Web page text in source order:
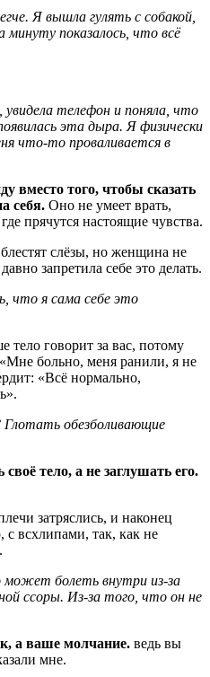
Я вышла гулять с собакой,
показалось, что всё
увидела телефон и поняла, что
эта дыра. Я физически
что-то проваливается в
вместо того, чтобы сказать
себя. Оно не умеет врать,
прячутся настоящие чувства.
слёзы, но женщина не
запретила себе это делать.
что я сама себе это
тело говорит за вас, потому
больно, меня ранили, я не
«Всё нормально,
обезболивающие
тело, а не заглушать его.
затряслись, и наконец
всхлипами, так, как не
может болеть внутри из-за
ссоры. Из-за того, что он не
а ваше молчание. ведь вы
мне.